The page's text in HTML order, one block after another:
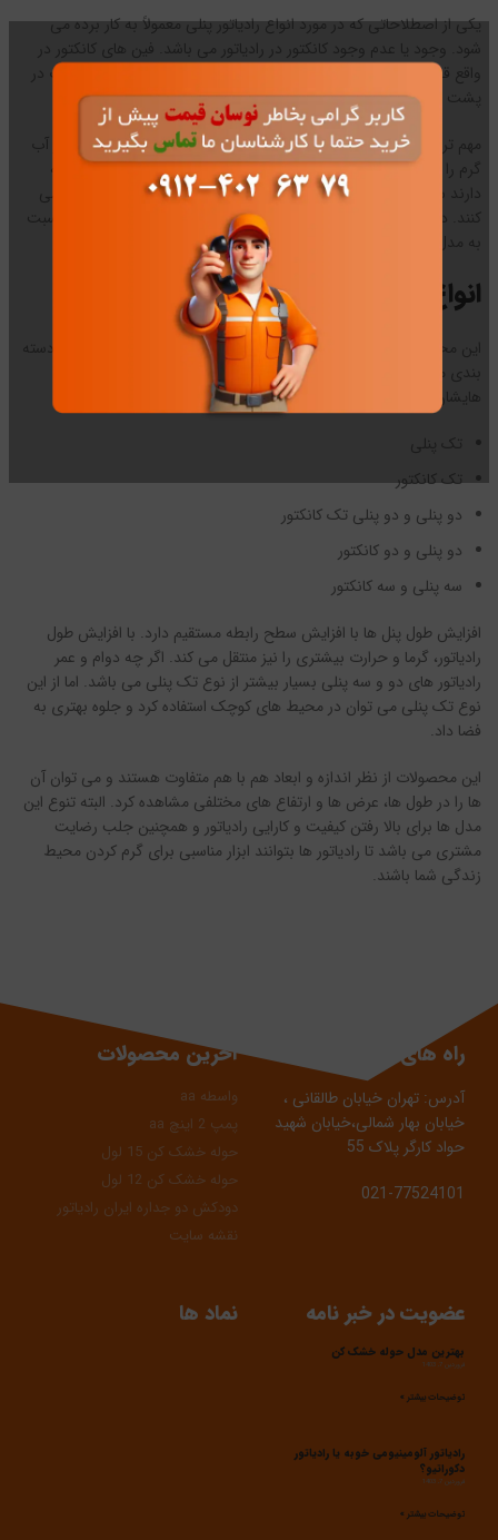
یکی از اصطلاحاتی که در مورد انواع رادیاتور پنلی معمولاً به کار برده می
واقع قطعات فلزی زیگزاگی شکل که برای افزایش بازدهی این محصولات در
پشت بدنه و یا در بین دو پنل به کار میرود.
مهم ترین نقشی که فین های کانکتور دارند، این است که حجم زیادی از آب
گرم را در خود نگه می دارند. بنابراین به دلیل طراحی زیگزاگی شکلی که
دارند سطح تماس را افزایش داده و گرمای بیشتری را به بیرون منتقل می
کنند. در نتیجه رادیاتور پنلی مسطح بدون کانکتور بازدهی پایین تری نسبت
انواع رادیاتور پنلی
این محصولات با توجه به تعداد پنل ها و کانکتور های آن، نام گذاری و دسته
بندی می شوند. انواع رادیاتور های پنلی با توجه به تعداد پنل و کانکتور
تک کانکتور
دو پنلی و دو پنلی تک کانکتور
دو پنلی و دو کانکتور
سه پنلی و سه کانکتور
افزایش طول پنل ها با افزایش سطح رابطه مستقیم دارد. با افزایش طول
رادیاتور، گرما و حرارت بیشتری را نیز منتقل می کند. اگر چه دوام و عمر
رادیاتور های دو و سه پنلی بسیار بیشتر از نوع تک پنلی می باشد. اما از این
نوع تک پنلی می توان در محیط های کوچک استفاده کرد و جلوه بهتری به
فضا داد.
این محصولات از نظر اندازه و ابعاد هم با هم متفاوت هستند و می توان آن
ها را در طول ها، عرض ها و ارتفاع های مختلفی مشاهده کرد. البته تنوع این
مدل ها برای بالا رفتن کیفیت و کارایی رادیاتور و همچنین جلب رضایت
مشتری می باشد تا رادیاتور ها بتوانند ابزار مناسبی برای گرم کردن محیط
زندگی شما باشند.
راه های ارتباطی
آدرس: تهران خیابان طالقانی ،
خیابان بهار شمالی،خیابان شهید
حواد کارگر پلاک 55
021-77524101
آخرین محصولات
واسطه aa
پمپ 2 اینچ aa
حوله خشک کن 15 لول
حوله خشک کن 12 لول
دودکش دو جداره ایران رادیاتور
نقشه سایت
عضویت در خبر نامه
بهترین مدل حوله خشک کن
فروردین 7, 1403
توضیحات بیشتر »
رادیاتور آلومینیومی خوبه یا رادیاتور
دکوراتیو؟
فروردین 7, 1403
توضیحات بیشتر »
نماد ها